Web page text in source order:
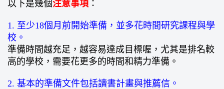
以下是幾個注意事項 ：
1. 至少18個月前開始準備，並多花時間研究課程與學
校。
準備時間越充足，越容易達成目標喔，尤其是排名較
高的學校，需要花更多的時間和精力準備。
2. 基本的準備文件包括讀書計畫與推薦信。